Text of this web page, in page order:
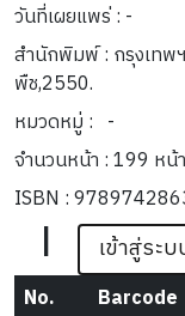
วันที่เผยแพร่ : -
สำนักพิมพ์ : กรุงเทพ
พืช,2550.
หมวดหมู่ : -
จำนวนหน้า : 199 หน้
ISBN :
| เข้าสู่ระ
No. Barcode